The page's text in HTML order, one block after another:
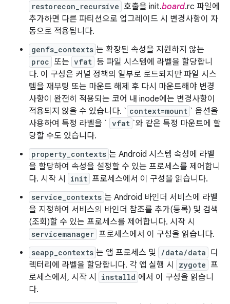
restorecon_recursive 호출을 init.board.rc 파일에
추가하면 다른 파티션으로 업그레이드 시 변경사항이 자
동으로 적용됩니다.
genfs_contexts 는 확장된 속성을 지원하지 않는
proc 또는 vfat 등 파일 시스템에 라벨을 할당합니
다. 이 구성은 커널 정책의 일부로 로드되지만 파일 시스
템을 재부팅 또는 마운트 해제 후 다시 마운트해야 변경
사항이 완전히 적용되는 코어 내 inode에는 변경사항이
적용되지 않을 수 있습니다. ` context=mount ` 옵션을
사용하여 특정 라벨을 ` vfat `와 같은 특정 마운트에 할
당할 수도 있습니다.
property_contexts 는 Android 시스템 속성에 라벨
을 할당하여 속성을 설정할 수 있는 프로세스를 제어합니
다. 시작 시
init 프로세스에서 이 구성을 읽습니다.
service_contexts 는 Android 바인더 서비스에 라벨
을 지정하여 서비스의 바인더 참조를 추가(등록) 및 검색
(조회)할 수 있는 프로세스를 제어합니다. 시작 시
servicemanager 프로세스에서 이 구성을 읽습니다.
seapp_contexts 는 앱 프로세스 및 /data/data 디
렉터리에 라벨을 할당합니다. 각 앱 실행 시
zygote 프
로세스에서, 시작 시
installd 에서 이 구성을 읽습니
다.